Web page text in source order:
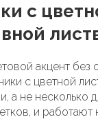
с
акцент без
с цветной
а не несколько
и работают